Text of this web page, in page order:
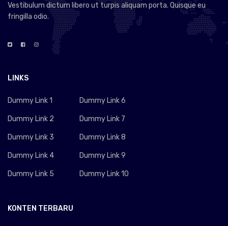
Vestibulum dictum libero ut turpis aliquam porta. Quisque eu
fringilla odio.
LINKS
Dummy Link 1
Dummy Link 2
Dummy Link 3
Dummy Link 4
Dummy Link 5
Dummy Link 6
Dummy Link 7
Dummy Link 8
Dummy Link 9
Dummy Link 10
KONTEN TERBARU